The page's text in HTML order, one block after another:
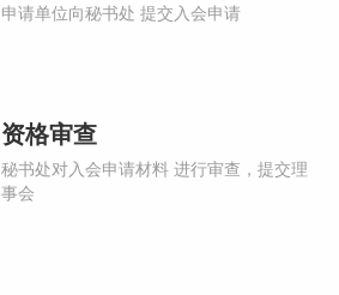
申请单位向秘书处 提交入会申请
资格审查
秘书处对入会申请材料 进行审查，提交理
事会